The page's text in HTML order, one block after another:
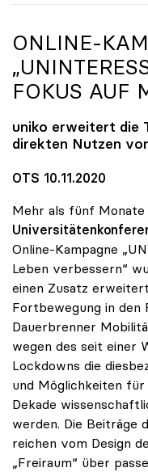
ONLINE-
FOKUS AUF
uniko erweitert die
direkten Nutzen
OTS 10.11.2020
Mehr als fünf
Online-Kampagne
Leben verbessern“
einen Zusatz
Fortbewegung in
Dauerbrenner
wegen des seit einer
Lockdowns die
und Möglichkeiten
Dekade
werden. Die Beiträge
reichen vom Design
„Freiraum“ über